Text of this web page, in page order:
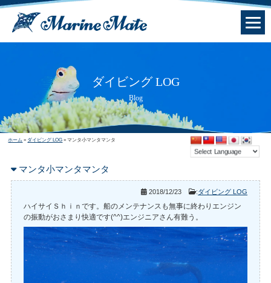
ダイビング LOG
Blog
ホーム » ダイビング LOG » マンタ小マンタマンタ
マンタ小マンタマンタ
2018/12/23 :ダイビング LOG
ハイサイＳｈｉｎです。船のメンテナンスも無事に終わりエンジン
の振動がおさまり快適です(^^)エンジニアさん有難う。